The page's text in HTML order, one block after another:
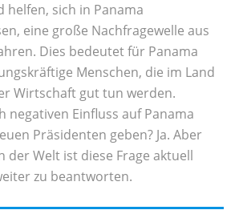
helfen, sich in Panama
eine große Nachfragewelle aus
Dies bedeutet für Panama
Menschen, die im Land
Wirtschaft gut tun werden.
negativen Einfluss auf Panama
Präsidenten geben? Ja. Aber
der Welt ist diese Frage aktuell
zu beantworten.